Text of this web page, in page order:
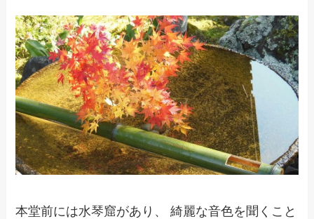
本堂前には水琴窟があり、 綺麗な音色を聞くこと